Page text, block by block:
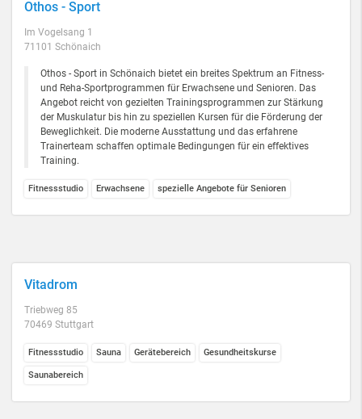
Othos - Sport
Im Vogelsang 1
71101 Schönaich
Othos - Sport in Schönaich bietet ein breites Spektrum an Fitness-
und Reha-Sportprogrammen für Erwachsene und Senioren. Das
Angebot reicht von gezielten Trainingsprogrammen zur Stärkung
der Muskulatur bis hin zu speziellen Kursen für die Förderung der
Beweglichkeit. Die moderne Ausstattung und das erfahrene
Trainerteam schaffen optimale Bedingungen für ein effektives
Training.
Fitnessstudio Erwachsene spezielle Angebote für Senioren
Vitadrom
Triebweg 85
70469 Stuttgart
Fitnessstudio Sauna Gerätebereich Gesundheitskurse
Saunabereich